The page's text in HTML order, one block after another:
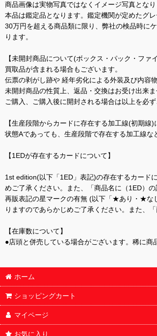
商品画像は実物写真ではなくイメージ写真とな
本品は鑑定品となります。鑑定機関が定めたグ
30万円を超える商品類に限り、弊社の検品時に
ります。
【未開封商品について(ボックス・パック・ファ
買取品が含まれる場合もございます。
伝票の剥がし跡や 経年劣化による外装及び内容
未開封商品の性質上、返品・交換はお受け出来ま
ご購入、ご購入後に開封される場合は以上を必
【生産段階からカードに存在する加工線(初期線)
状態Aであっても、生産段階で存在する加工線
【1EDが存在するカードについて】
1st edition(以下「1ED」表記)の存在するカード
めご了承ください。また、「商品名に（1ED）
再販表記の星マークの有無 (以下「★あり・★な
りますのであらかじめご了承ください。また、
【在庫数について】
●店頭と併売している場合がございます。稀に商
ホーム
ショッピングカート
マイページ
お気に入り